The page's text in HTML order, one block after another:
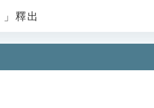
」釋出